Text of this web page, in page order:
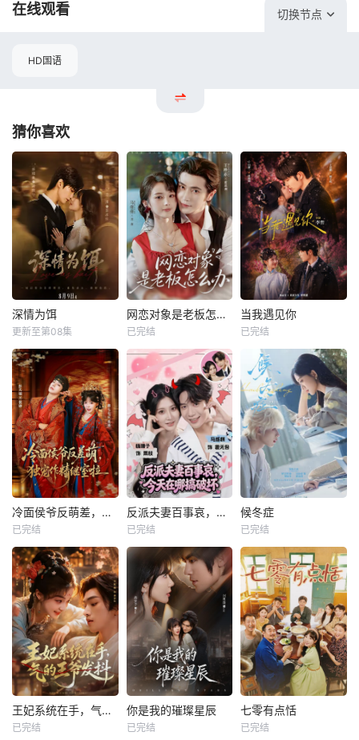
在线观看 切换节点
HD国语
猜你喜欢
深情为饵
更新至第08集
网恋对象是老板怎么办
已完结
当我遇见你
已完结
冷面侯爷反萌差，独宠作精继室啦
已完结
反派夫妻百事哀，今天在哪搞破坏
已完结
候冬症
已完结
王妃系统在手，气的王爷发抖
已完结
你是我的璀璨星辰
已完结
七零有点恬
已完结